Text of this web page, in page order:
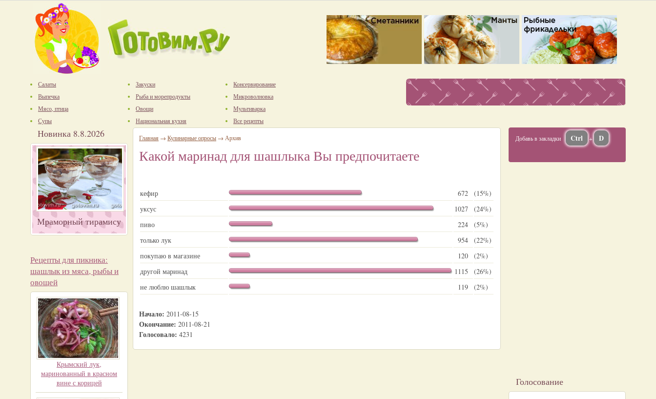
Салаты
Выпечка
Мясо, птица
Супы
Закуски
Рыба и морепродукты
Овощи
Национальная кухня
Консервирование
Микроволновка
Мультиварка
Все рецепты
Новинка 8.8.2026
Мраморный тирамису
Рецепты для пикника:
шашлык из мяса, рыбы и
овощей
Крымский лук,
маринованный в красном
вине с корицей
Главная → Кулинарные опросы → Архив
Какой маринад для шашлыка Вы предпочитаете
кефир 672
(15%)
уксус
1027
(24%)
пиво
224
(5%)
только лук
954
(22%)
покупаю в магазине
120
(2%)
другой маринад
1115
(26%)
не люблю шашлык
119 (2%)
Начало: 2011-08-15
Окончание: 2011-08-21
Голосовало: 4231
Добавь в закладки Ctrl + D
Голосование